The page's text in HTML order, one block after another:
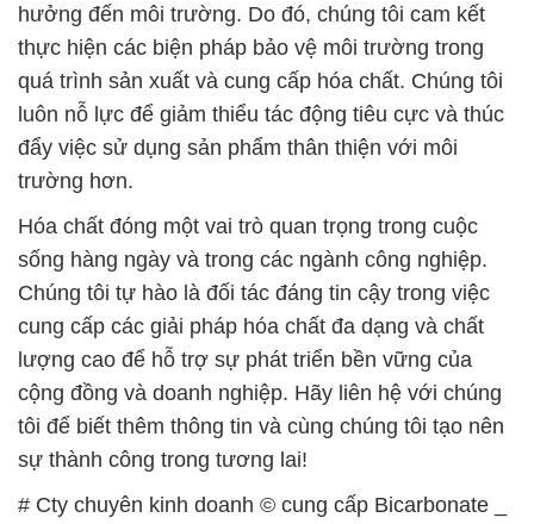
hưởng đến môi trường. Do đó, chúng tôi cam kết
thực hiện các biện pháp bảo vệ môi trường trong
quá trình sản xuất và cung cấp hóa chất. Chúng tôi
luôn nỗ lực để giảm thiểu tác động tiêu cực và thúc
đẩy việc sử dụng sản phẩm thân thiện với môi
trường hơn.
Hóa chất đóng một vai trò quan trọng trong cuộc
sống hàng ngày và trong các ngành công nghiệp.
Chúng tôi tự hào là đối tác đáng tin cậy trong việc
cung cấp các giải pháp hóa chất đa dạng và chất
lượng cao để hỗ trợ sự phát triển bền vững của
cộng đồng và doanh nghiệp. Hãy liên hệ với chúng
tôi để biết thêm thông tin và cùng chúng tôi tạo nên
sự thành công trong tương lai!
# Cty chuyên kinh doanh © cung cấp Bicarbonate _